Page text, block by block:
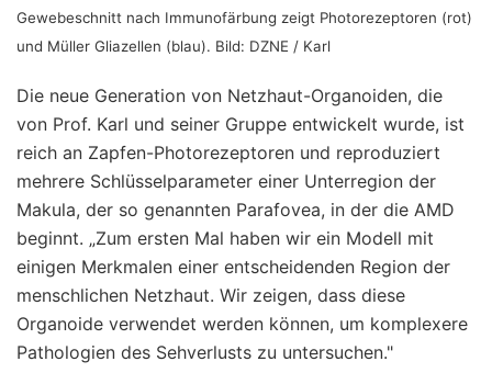
Gewebeschnitt nach Immunofärbung zeigt Photorezeptoren (rot)
und Müller Gliazellen (blau). Bild: DZNE / Karl
Die neue Generation von Netzhaut-Organoiden, die
von Prof. Karl und seiner Gruppe entwickelt wurde, ist
reich an Zapfen-Photorezeptoren und reproduziert
mehrere Schlüsselparameter einer Unterregion der
Makula, der so genannten Parafovea, in der die AMD
beginnt. „Zum ersten Mal haben wir ein Modell mit
einigen Merkmalen einer entscheidenden Region der
menschlichen Netzhaut. Wir zeigen, dass diese
Organoide verwendet werden können, um komplexere
Pathologien des Sehverlusts zu untersuchen."